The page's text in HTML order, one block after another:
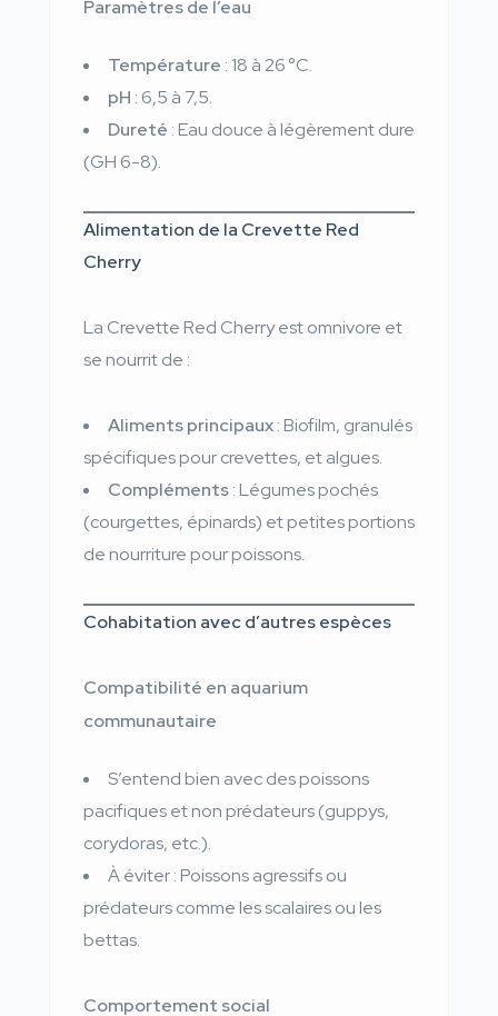
Paramètres de l’eau
Température : 18 à 26 °C.
pH : 6,5 à 7,5.
Dureté : Eau douce à légèrement dure
(GH 6-8).
Alimentation de la Crevette Red
Cherry
La Crevette Red Cherry est omnivore et
se nourrit de :
Aliments principaux: Biofilm, granulés
spécifiques pour crevettes, et algues.
Compléments: Légumes pochés
(courgettes, épinards) et petites portions
de nourriture pour poissons.
Cohabitation avec d’autres espèces
Compatibilité en aquarium
communautaire
S’entend bien avec des poissons
pacifiques et non prédateurs (guppys,
corydoras, etc.).
À éviter : Poissons agressifs ou
prédateurs comme les scalaires ou les
bettas.
Comportement social